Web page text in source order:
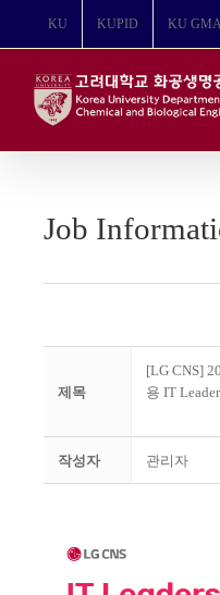
뛰
KU KUPID KU
Job
제목
[LG CNS]
용 IT
작성자 관리자